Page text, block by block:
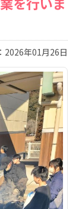
2026年01月26日